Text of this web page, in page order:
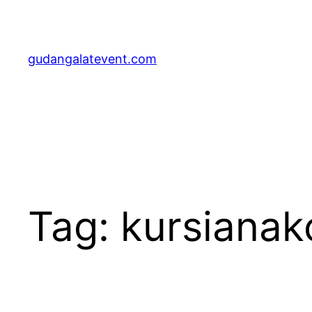
kontengudangalatevent.com
Tag: